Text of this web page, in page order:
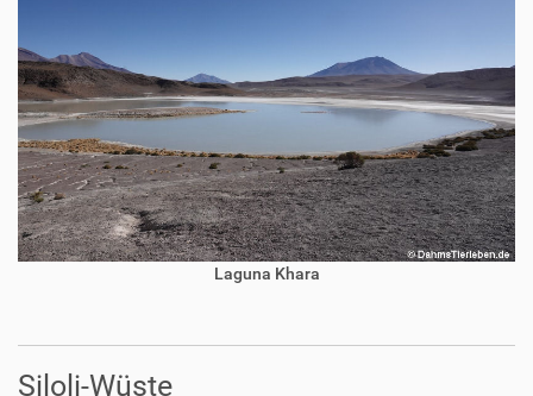
Laguna Khara
Siloli-Wüste